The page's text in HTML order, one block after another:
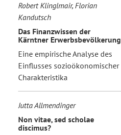
Robert Klinglmair, Florian
Kandutsch
Das Finanzwissen der
Kärntner Erwerbsbevölkerung
Eine empirische Analyse des
Einflusses sozioökonomischer
Charakteristika
Jutta Allmendinger
Non vitae, sed scholae
discimus?